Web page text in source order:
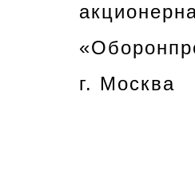
г. Москва